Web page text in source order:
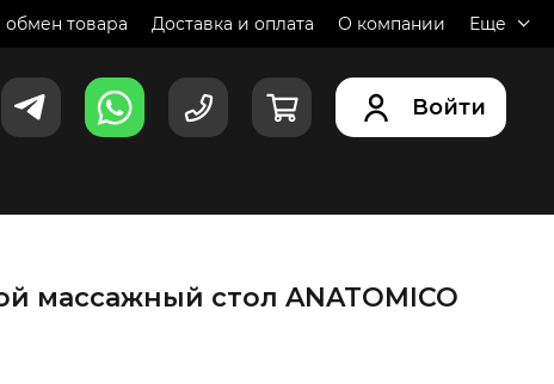
обмен товара Доставка и оплата О компании Еще
Войти
массажный стол ANATOMICO